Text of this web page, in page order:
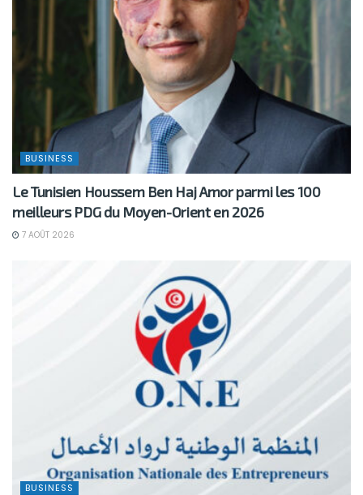
BUSINESS
Le Tunisien Houssem Ben Haj Amor parmi les 100
meilleurs PDG du Moyen-Orient en 2026
7 AOÛT 2026
BUSINESS